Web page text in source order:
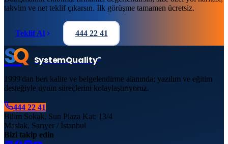
takvim ve net teklif çıkarsın. İlk görüşme tamamen ücretsiz.
Teklif Al 444 22 41
SQ SystemQuality™
1999'dan beri kalite ve belgelendirme alanında; yazılım ve eğitim
desteğiyle uyum süreçlerini kolaylaştırıyoruz.
444 22 41
Bilim Sokak, Sun Plaza Kat: 13/4
Maslak, Sarıyer / İstanbul
Bizi takip edin